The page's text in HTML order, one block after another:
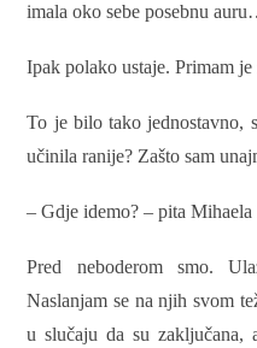
imala oko sebe posebnu
Ipak polako ustaje. Primam
To je bilo tako jednostavno,
učinila ranije? Zašto sam
– Gdje idemo? – pita
Pred neboderom smo.
Naslanjam se na njih svom
u slučaju da su zaključana,